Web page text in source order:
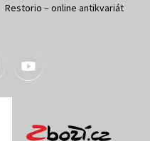
Restorio – online antikvariát